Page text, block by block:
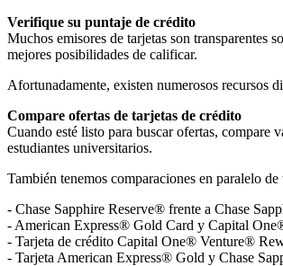
Verifique su puntaje de crédito
Muchos emisores de tarjetas son transparentes
mejores posibilidades de calificar.
Afortunadamente, existen numerosos recursos
Compare ofertas de tarjetas de crédito
Cuando esté listo para buscar ofertas, compare
estudiantes universitarios.
También tenemos comparaciones en paralelo
- Chase Sapphire Reserve® frente a Chase
- American Express® Gold Card y Capital
- Tarjeta de crédito Capital One® Venture®
- Tarjeta American Express® Gold y Chase